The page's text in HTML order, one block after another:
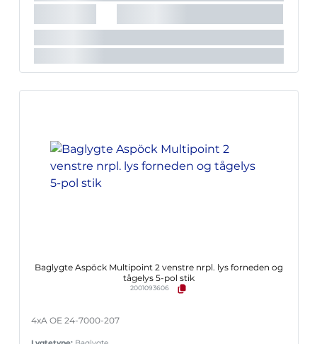
Stik: 5-pol Aspöck
Lygte nr.: Multipoint 2
Baglygte Aspöck Multipoint 2 venstre nrpl. lys forneden og
tågelys 5-pol stik
2001093606
4xA OE 24-7000-207